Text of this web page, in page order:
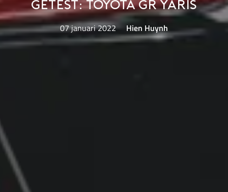
getest: Toyota GR Yaris
07 januari 2022 Hien Huynh